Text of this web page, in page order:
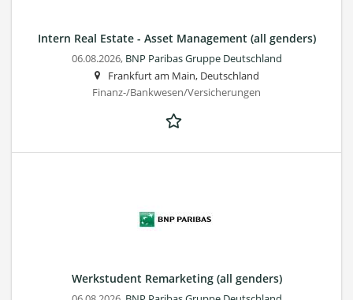
Intern Real Estate - Asset Management (all genders)
06.08.2026, BNP Paribas Gruppe Deutschland
Frankfurt am Main, Deutschland
Finanz-/Bankwesen/Versicherungen
Werkstudent Remarketing (all genders)